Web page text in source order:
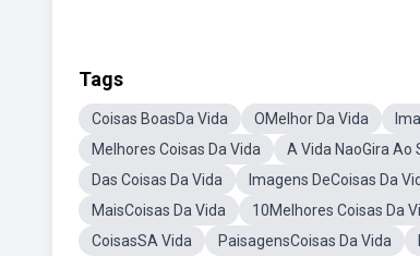
Tags
Coisas BoasDa Vida OMelhor Da Vida
Melhores Coisas Da Vida
A Vida NaoGira Ao
Das Coisas Da Vida
Imagens DeCoisas Da
MaisCoisas Da Vida
10Melhores Coisas Da
CoisasSA Vida
PaisagensCoisas Da Vida